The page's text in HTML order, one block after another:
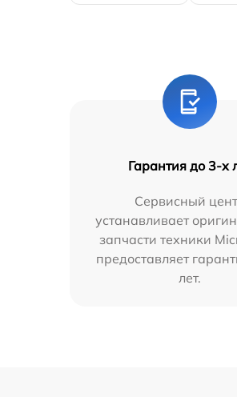
Гарантия до 3-х
Сервисный
устанавливает
запчасти техники
предоставляет
лет.